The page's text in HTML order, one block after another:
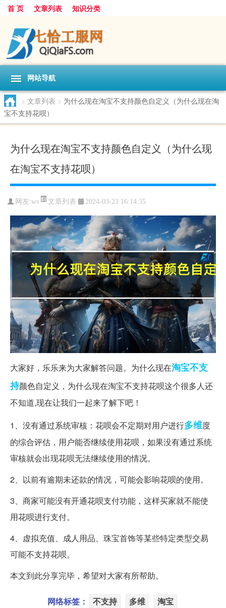
首 页 文章列表 知识分类
网站导航
> 文章列表 > 为什么现在淘宝不支持颜色自定义（为什么现在淘
宝不支持花呗）
为什么现在淘宝不支持颜色自定义（为什么现
在淘宝不支持花呗）
网友:ws 文章列表 2024-03-23 16:14:35
大家好，乐乐来为大家解答问题。为什么现在淘宝不支
持颜色自定义，为什么现在淘宝不支持花呗这个很多人还
不知道,现在让我们一起来了解下吧！
1、没有通过系统审核：花呗会不定期对用户进行多维度
的综合评估，用户能否继续使用花呗，如果没有通过系统
审核就会出现花呗无法继续使用的情况。
2、以前有逾期未还款的情况，可能会影响花呗的使用。
3、商家可能没有开通花呗支付功能，这样买家就不能使
用花呗进行支付。
4、虚拟充值、成人用品、珠宝首饰等某些特定类型交易
可能不支持花呗。
本文到此分享完毕，希望对大家有所帮助。
网络标签： 不支持 多维 淘宝